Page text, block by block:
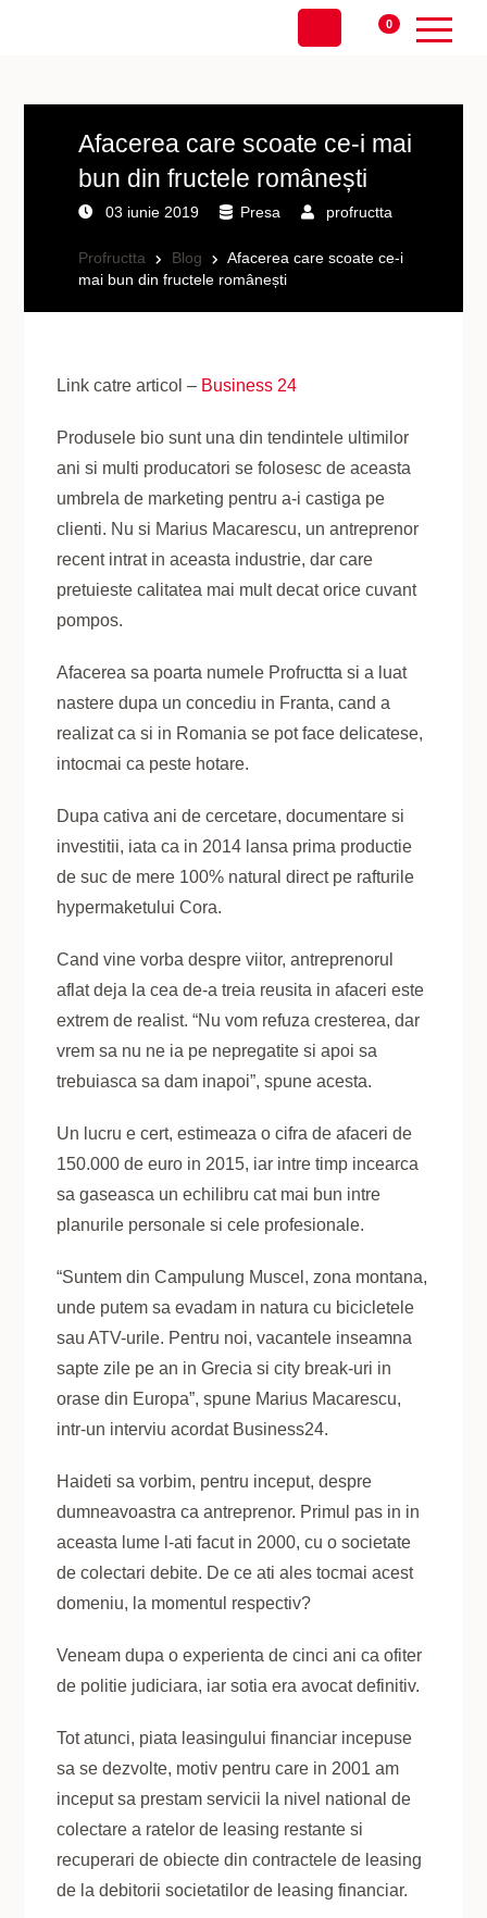
0
Afacerea care scoate ce-i mai
bun din fructele românești
03 iunie 2019 Presa profructta
Profructta Blog
Afacerea care scoate ce-i
mai bun din fructele românești
Link catre articol – Business 24
Produsele bio sunt una din tendintele ultimilor
ani si multi producatori se folosesc de aceasta
umbrela de marketing pentru a-i castiga pe
clienti. Nu si Marius Macarescu, un antreprenor
recent intrat in aceasta industrie, dar care
pretuieste calitatea mai mult decat orice cuvant
pompos.
Afacerea sa poarta numele Profructta si a luat
nastere dupa un concediu in Franta, cand a
realizat ca si in Romania se pot face delicatese,
intocmai ca peste hotare.
Dupa cativa ani de cercetare, documentare si
investitii, iata ca in 2014 lansa prima productie
de suc de mere 100% natural direct pe rafturile
hypermaketului Cora.
Cand vine vorba despre viitor, antreprenorul
aflat deja la cea de-a treia reusita in afaceri este
extrem de realist. “Nu vom refuza cresterea, dar
vrem sa nu ne ia pe nepregatite si apoi sa
trebuiasca sa dam inapoi”, spune acesta.
Un lucru e cert, estimeaza o cifra de afaceri de
150.000 de euro in 2015, iar intre timp incearca
sa gaseasca un echilibru cat mai bun intre
planurile personale si cele profesionale.
“Suntem din Campulung Muscel, zona montana,
unde putem sa evadam in natura cu bicicletele
sau ATV-urile. Pentru noi, vacantele inseamna
sapte zile pe an in Grecia si city break-uri in
orase din Europa”, spune Marius Macarescu,
intr-un interviu acordat Business24.
Haideti sa vorbim, pentru inceput, despre
dumneavoastra ca antreprenor. Primul pas in in
aceasta lume l-ati facut in 2000, cu o societate
de colectari debite. De ce ati ales tocmai acest
domeniu, la momentul respectiv?
Veneam dupa o experienta de cinci ani ca ofiter
de politie judiciara, iar sotia era avocat definitiv.
Tot atunci, piata leasingului financiar incepuse
sa se dezvolte, motiv pentru care in 2001 am
inceput sa prestam servicii la nivel national de
colectare a ratelor de leasing restante si
recuperari de obiecte din contractele de leasing
de la debitorii societatilor de leasing financiar.